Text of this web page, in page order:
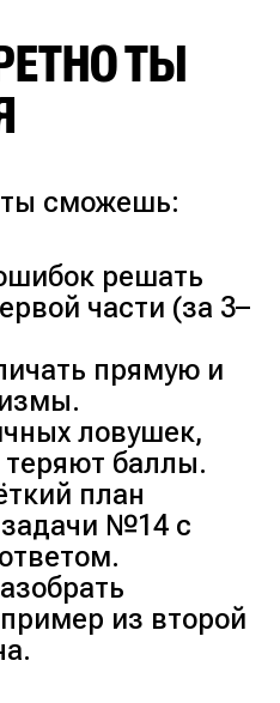
ТЫ
ты сможешь:
решать
части (за 3–
прямую и
ловушек,
теряют баллы.
план
№14 с
из второй